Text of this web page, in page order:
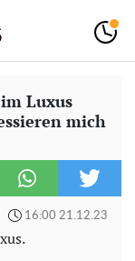
Luxus
mich
16:00 21.12.23